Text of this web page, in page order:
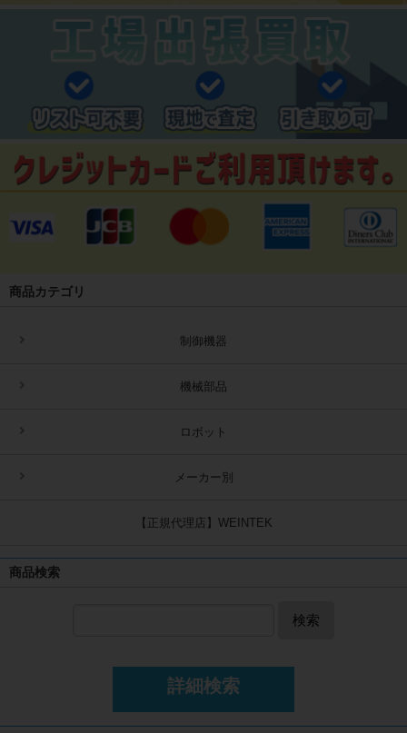
商品カテゴリ
制御機器
機械部品
ロボット
メーカー別
【正規代理店】WEINTEK
商品検索
検索
詳細検索